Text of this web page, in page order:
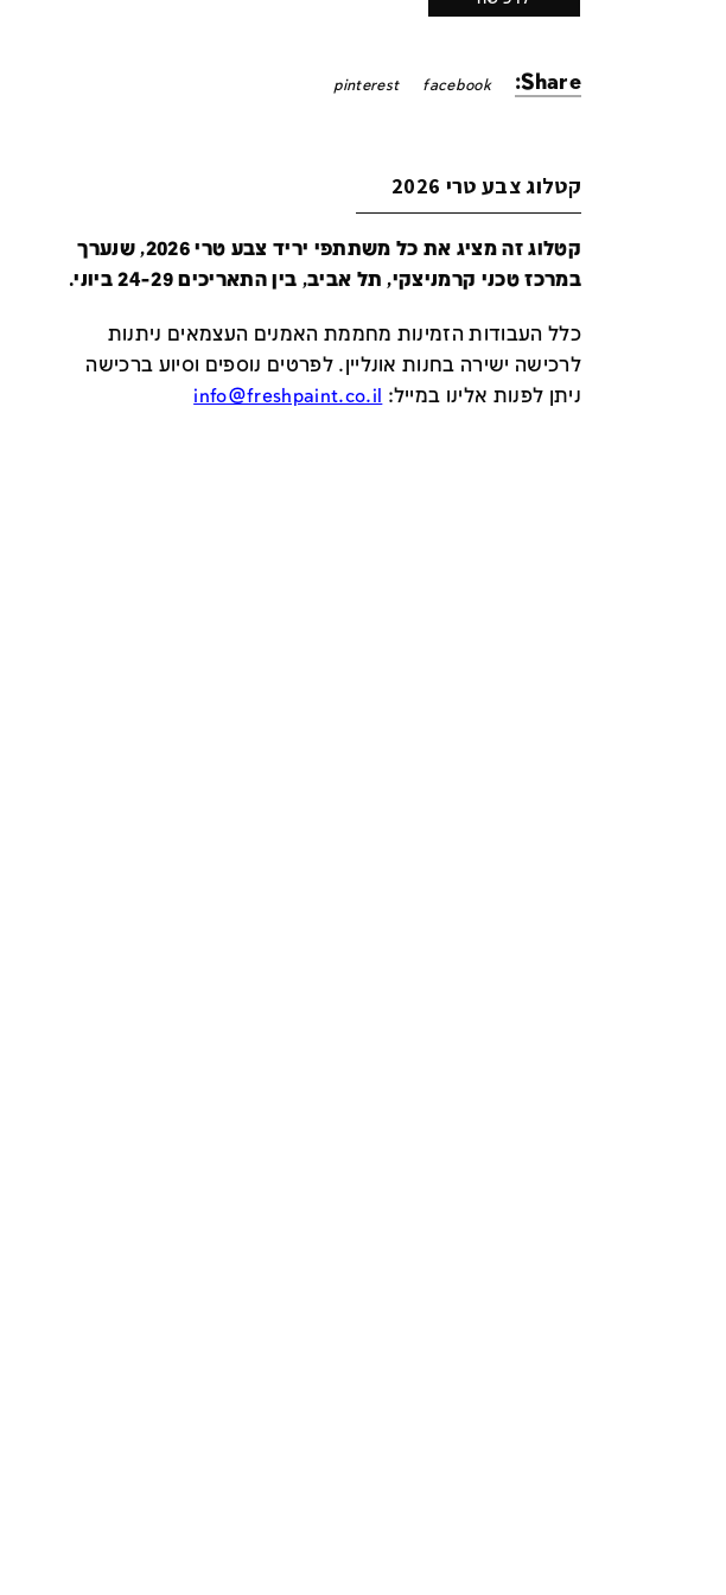
Share:
facebook
pinterest
קטלוג צבע טרי 2026
קטלוג זה מציג את כל משתתפי יריד צבע טרי 2026, שנערך
במרכז טכני קרמניצקי, תל אביב, בין התאריכים 24-29 ביוני.
כלל העבודות הזמינות מחממת האמנים העצמאים ניתנות
לרכישה ישירה בחנות אונליין.לפרטים נוספים וסיוע ברכישה
ניתן לפנות אלינו במייל:
info@freshpaint.co.il